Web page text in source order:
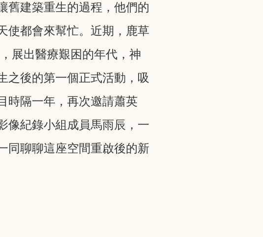
舊建築重生的過程，他們的
使都會來幫忙。近期，鹿草
展出醫療艱困的年代，神
之後的第一個正式活動，吸
時隔一年，再次邀請蕭英
像紀錄小組成員馬雨辰，一
同聊聊這座空間重啟後的新